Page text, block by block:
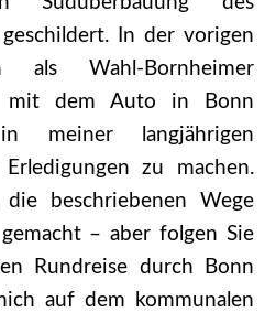
geschildert. In der vorigen
Wahl-Bornheimer
mit dem Auto in Bonn
meiner langjährigen
zu machen.
beschriebenen Wege
– aber folgen Sie
Rundreise durch Bonn
auf dem kommunalen